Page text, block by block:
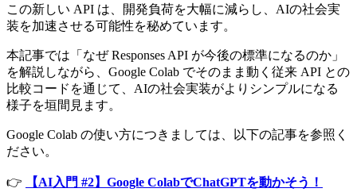
この新しい API は、開発負荷を大幅に減らし、AIの社会実
装を加速させる可能性を秘めています。
本記事では「なぜ Responses API が今後の標準になるのか」
を解説しながら、Google Colab でそのまま動く従来 API との
比較コードを通じて、AIの社会実装がよりシンプルになる
様子を垣間見ます。
Google Colab の使い方につきましては、以下の記事を参照く
ださい。
👉 【AI入門 #2】Google ColabでChatGPTを動かそう！